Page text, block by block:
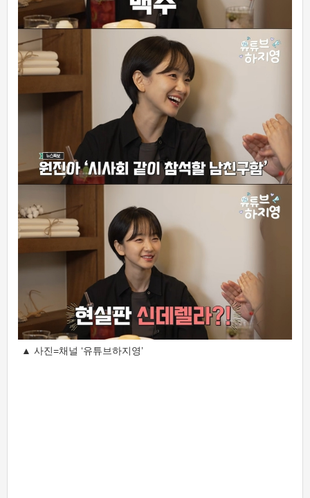
▲ 사진=채널 ‘유튜브하지영’